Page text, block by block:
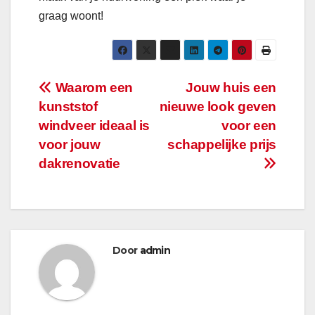
graag woont!
Bericht
navigatie
Jouw huis een
nieuwe look geven
voor een
schappelijke prijs
Waarom een
kunststof
windveer ideaal is
voor jouw
dakrenovatie
Door admin